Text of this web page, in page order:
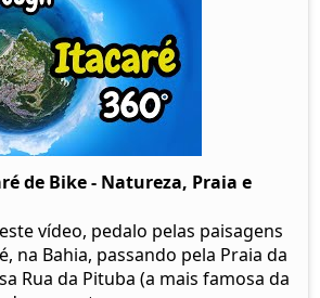
de Bike - Natureza, Praia e
vídeo, pedalo pelas paisagens
na Bahia, passando pela Praia da
Rua da Pituba (a mais famosa da